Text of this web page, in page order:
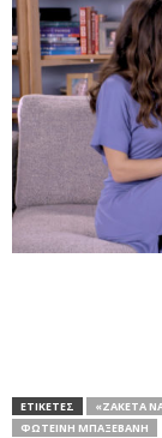
ΕΤΙΚΕΤΕΣ «ΖΑΚΈΤΑ
ΦΩΤΕΙΝΉ ΜΠΑΞΕΒΆΝΗ